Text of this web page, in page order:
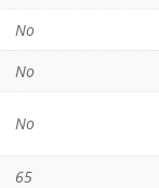
No
No
No
65